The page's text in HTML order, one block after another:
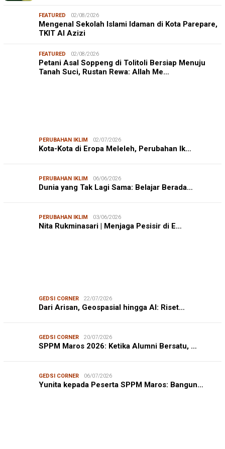
FEATURED 02/08/2026
Mengenal Sekolah Islami Idaman di Kota Parepare,
TKIT Al Azizi
FEATURED 02/08/2026
Petani Asal Soppeng di Tolitoli Bersiap Menuju
Tanah Suci, Rustan Rewa: Allah Me…
PERUBAHAN IKLIM 02/07/2026
Kota-Kota di Eropa Meleleh, Perubahan Ik…
PERUBAHAN IKLIM 06/06/2026
Dunia yang Tak Lagi Sama: Belajar Berada…
PERUBAHAN IKLIM 03/06/2026
Nita Rukminasari | Menjaga Pesisir di E…
GEDSI CORNER 22/07/2026
Dari Arisan, Geospasial hingga AI: Riset…
GEDSI CORNER 20/07/2026
SPPM Maros 2026: Ketika Alumni Bersatu, …
GEDSI CORNER 06/07/2026
Yunita kepada Peserta SPPM Maros: Bangun…